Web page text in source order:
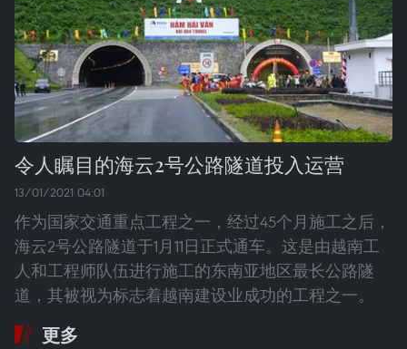
令人瞩目的海云2号公路隧道投入运营
13/01/2021 04:01
作为国家交通重点工程之一，经过45个月施工之后，
海云2号公路隧道于1月11日正式通车。这是由越南工
人和工程师队伍进行施工的东南亚地区最长公路隧
道，其被视为标志着越南建设业成功的工程之一。
更多